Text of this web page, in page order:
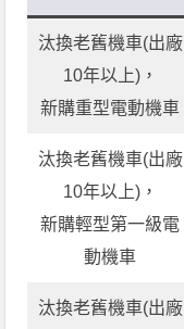
汰換老舊機車(出廠
10年以上)，
新購重型電動機車
汰換老舊機車(出廠
10年以上)，
新購輕型第一級電
動機車
汰換老舊機車(出廠